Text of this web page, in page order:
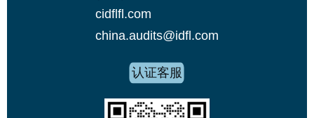
cidflfl.com
china.audits@idfl.com
认证客服